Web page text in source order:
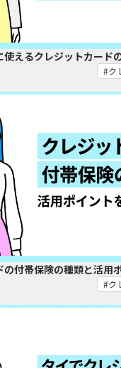
使えるクレジットカード
ク
の付帯保険の種類と活用
ク